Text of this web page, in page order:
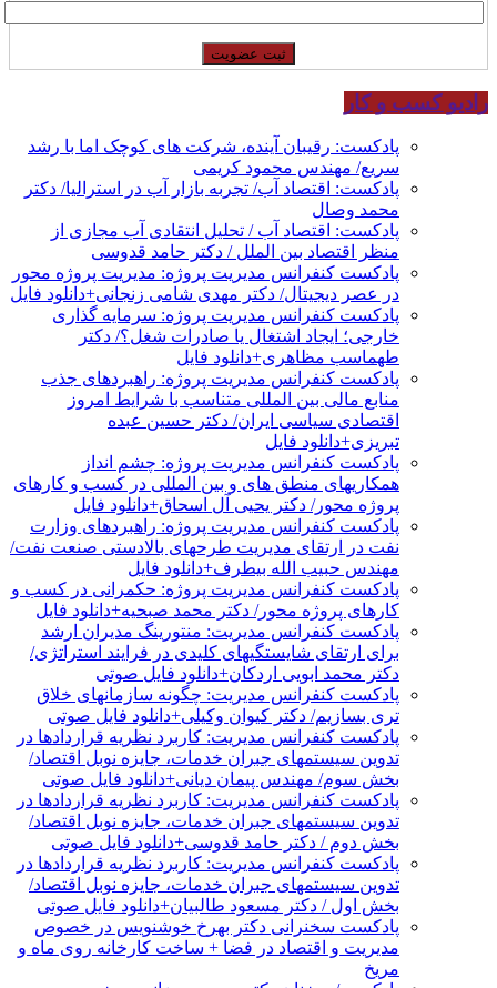
رادیو کسب و کار
پادکست: رقیبان آینده، شرکت های کوچک اما با رشد
سریع/ مهندس محمود کریمی
پادکست: اقتصاد آب/ تجربه بازار آب در استرالیا/ دکتر
محمد وصال
پادکست: اقتصاد آب / تحلیل انتقادی آب مجازی از
منظر اقتصاد بین الملل / دکتر حامد قدوسی
پادکست کنفرانس مدیریت پروژه: مدیریت پروژه محور
در عصر دیجیتال/ دکتر مهدی شامی زنجانی+دانلود فایل
پادکست کنفرانس مدیریت پروژه: سرمایه گذاری
خارجی؛ ایجاد اشتغال یا صادرات شغل؟/ دکتر
طهماسب مظاهری+دانلود فایل
پادکست کنفرانس مدیریت پروژه: راهبردهای جذب
منابع مالی بین المللی متناسب با شرایط امروز
اقتصادی سیاسی ایران/ دکتر حسین عبده
تبریزی+دانلود فایل
پادکست کنفرانس مدیریت پروژه: چشم انداز
همکاریهای منطق های و بین المللی در کسب و کارهای
پروژه محور/ دکتر یحیی آل اسحاق+دانلود فایل
پادکست کنفرانس مدیریت پروژه: راهبردهای وزارت
نفت در ارتقای مدیریت طرحهای بالادستی صنعت نفت/
مهندس حبیب الله بیطرف+دانلود فایل
پادکست کنفرانس مدیریت پروژه: حکمرانی در کسب و
کارهای پروژه محور/ دکتر محمد صبحیه+دانلود فایل
پادکست کنفرانس مدیریت: منتورینگ مدیران ارشد
برای ارتقای شایستگیهای کلیدی در فرایند استراتژی/
دکتر محمد ابویی اردکان+دانلود فایل صوتی
پادکست کنفرانس مدیریت: چگونه سازمانهای خلاق
تری بسازیم/ دکتر کیوان وکیلی+دانلود فایل صوتی
پادکست کنفرانس مدیریت: کاربرد نظریه قراردادها در
تدوین سیستمهای جبران خدمات، جایزه نوبل اقتصاد/
بخش سوم/ مهندس پیمان دیانی+دانلود فایل صوتی
پادکست کنفرانس مدیریت: کاربرد نظریه قراردادها در
تدوین سیستمهای جبران خدمات، جایزه نوبل اقتصاد/
بخش دوم / دکتر حامد قدوسی+دانلود فایل صوتی
پادکست کنفرانس مدیریت: کاربرد نظریه قراردادها در
تدوین سیستمهای جبران خدمات، جایزه نوبل اقتصاد/
بخش اول / دکتر مسعود طالبیان+دانلود فایل صوتی
پادکست سخنرانی دکتر بهرخ خوشنویس در خصوص
مدیریت و اقتصاد در فضا + ساخت کارخانه روی ماه و
مریخ